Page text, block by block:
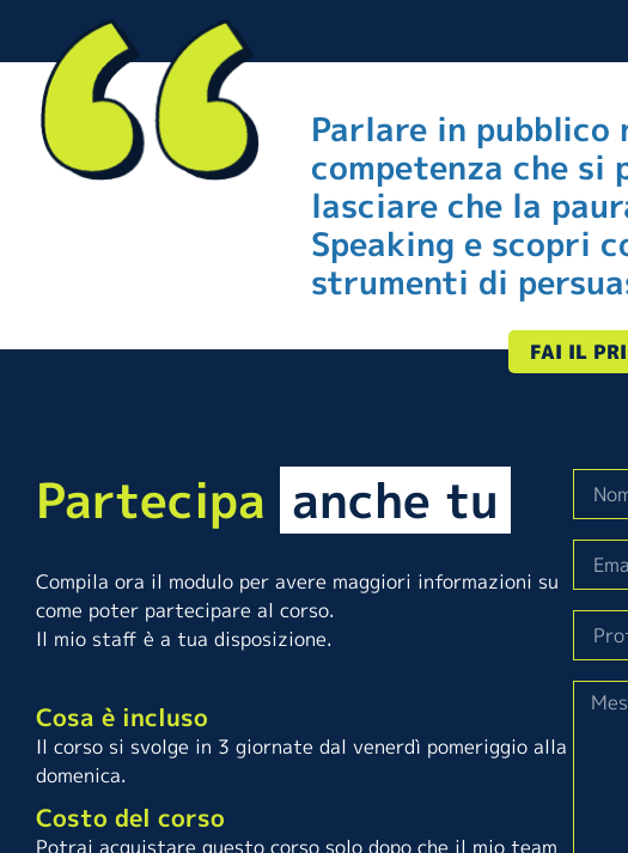
Parlare in pubblico
competenza che si
lasciare che la
Speaking e scopri
strumenti di
FAI IL
Partecipa anche tu
Compila ora il modulo per avere maggiori informazioni su
come poter partecipare al corso.
Il mio staff è a tua disposizione.
Cosa è incluso
Il corso si svolge in 3 giornate dal venerdì pomeriggio alla
domenica.
Costo del corso
Potrai acquistare questo corso solo dopo che il mio team